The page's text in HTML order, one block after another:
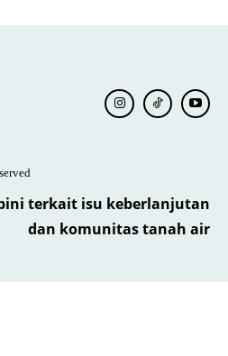
terkait isu keberlanjutan
dan komunitas tanah air